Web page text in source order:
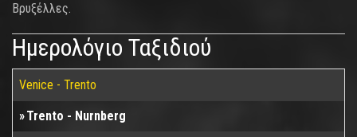
Βρυξέλλες.
Ημερολόγιο Ταξιδιού
Venice - Trento
Trento - Nurnberg